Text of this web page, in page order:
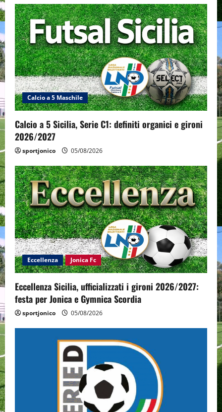
Calcio a 5 Maschile
Calcio a 5 Sicilia, Serie C1: definiti organici e gironi
2026/2027
sportjonico 05/08/2026
Eccellenza Jonica Fc
Eccellenza Sicilia, ufficializzati i gironi 2026/2027:
festa per Jonica e Gymnica Scordia
sportjonico 05/08/2026